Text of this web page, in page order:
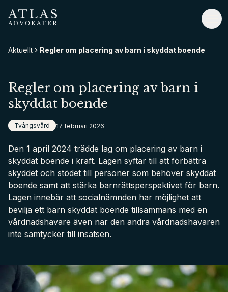
Hoppa
Aktuellt Regler om placering av barn i skyddat boende
Regler om placering av barn i
skyddat boende
Tvångsvård 17 februari 2026
Den 1 april 2024 trädde lag om placering av barn i
skyddat boende i kraft. Lagen syftar till att förbättra
skyddet och stödet till personer som behöver skyddat
boende samt att stärka barnrättsperspektivet för barn.
Lagen innebär att socialnämnden har möjlighet att
bevilja ett barn skyddat boende tillsammans med en
vårdnadshavare även när den andra vårdnadshavaren
inte samtycker till insatsen.